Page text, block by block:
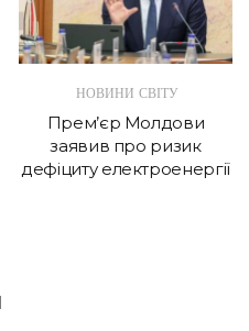
НОВИНИ СВІТУ
Прем’єр Молдови
заявив про ризик
дефіциту електроенергії